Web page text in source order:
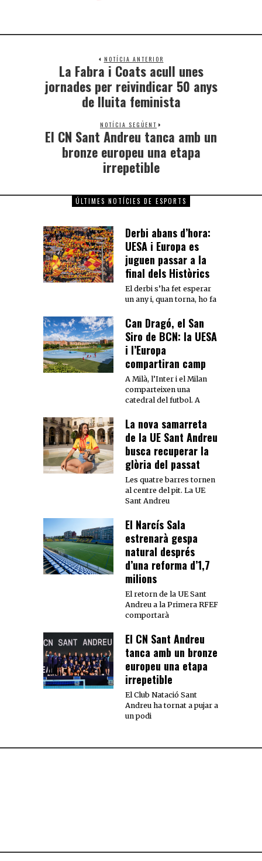
NOTÍCIA ANTERIOR
La Fabra i Coats acull unes
jornades per reivindicar 50 anys
de lluita feminista
NOTÍCIA SEGÜENT
El CN Sant Andreu tanca amb un
bronze europeu una etapa
irrepetible
ÚLTIMES NOTÍCIES DE ESPORTS
Derbi abans d’hora:
UESA i Europa es
juguen passar a la
final dels Històrics
El derbi s’ha fet esperar
un any i, quan torna, ho fa
Can Dragó, el San
Siro de BCN: la UESA
i l’Europa
compartiran camp
A Milà, l’Inter i el Milan
comparteixen una
catedral del futbol. A
La nova samarreta
de la UE Sant Andreu
busca recuperar la
glòria del passat
Les quatre barres tornen
al centre del pit. La UE
Sant Andreu
El Narcís Sala
estrenarà gespa
natural després
d’una reforma d’1,7
milions
El retorn de la UE Sant
Andreu a la Primera RFEF
comportarà
El CN Sant Andreu
tanca amb un bronze
europeu una etapa
irrepetible
El Club Natació Sant
Andreu ha tornat a pujar a
un podi